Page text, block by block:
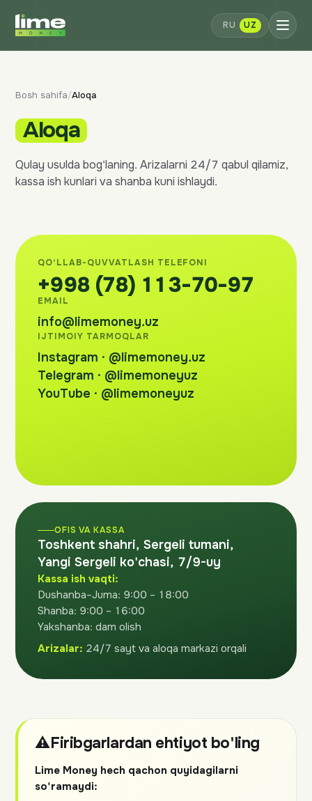
RU UZ
Bosh sahifa/Aloqa
Aloqa
Qulay usulda bog'laning. Arizalarni 24/7 qabul qilamiz,
kassa ish kunlari va shanba kuni ishlaydi.
QO'LLAB-QUVVATLASH TELEFONI
+998 (78) 113-70-97
EMAIL
info@limemoney.uz
IJTIMOIY TARMOQLAR
Instagram · @limemoney.uz
Telegram · @limemoneyuz
YouTube · @limemoneyuz
OFIS VA KASSA
Toshkent shahri, Sergeli tumani,
Yangi Sergeli ko'chasi, 7/9-uy
Kassa ish vaqti:
Dushanba–Juma: 9:00 – 18:00
Shanba: 9:00 – 16:00
Yakshanba: dam olish
Arizalar: 24/7 sayt va aloqa markazi orqali
⚠️Firibgarlardan ehtiyot bo'ling
Lime Money hech qachon quyidagilarni
so'ramaydi: